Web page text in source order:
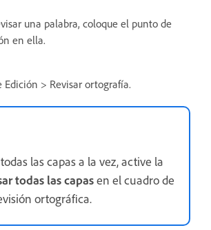
una palabra, coloque el punto de
en ella.
Edición > Revisar ortografía.
las capas a la vez, active la
todas las capasen el cuadro de
ortográfica.